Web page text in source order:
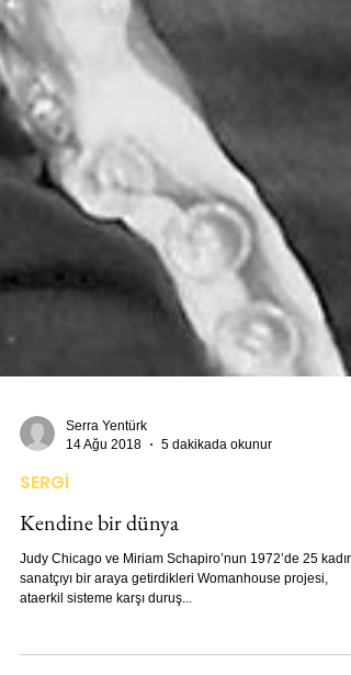
Serra Yentürk
SERGİ
Kendine bir dünya
ataerkil sisteme karşı duruş...